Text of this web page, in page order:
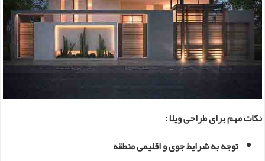
نکات مهم برای طراحی ویلا :
توجه به شرایط جوی و اقلیمی منطقه